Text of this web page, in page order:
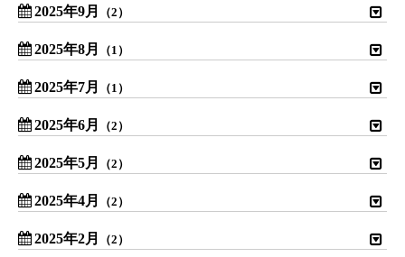
2025年9月 （2）
2025年8月 （1）
2025年7月 （1）
2025年6月 （2）
2025年5月 （2）
2025年4月 （2）
2025年2月 （2）